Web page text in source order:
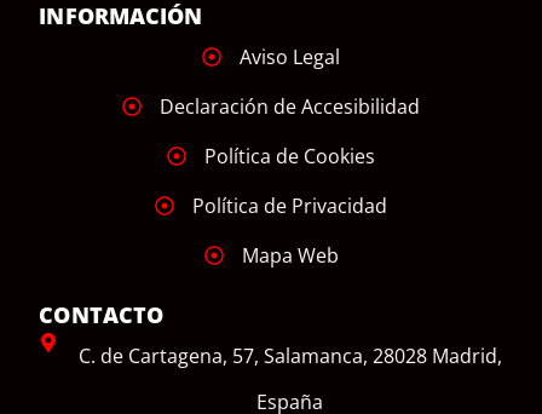
INFORMACIÓN
Aviso Legal
Declaración de Accesibilidad
Política de Cookies
Política de Privacidad
Mapa Web
CONTACTO
C. de Cartagena, 57, Salamanca, 28028 Madrid,
España